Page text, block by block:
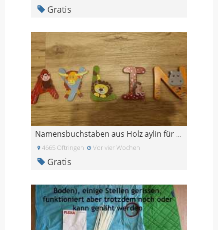
Gratis
Namensbuchstaben aus Holz aylin für Türe oder schr
4665 Oftringen Vor vier Wochen
Gratis